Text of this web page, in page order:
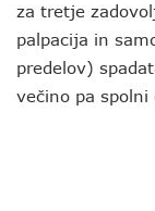
za tretje
palpacija in
predelov)
večino pa